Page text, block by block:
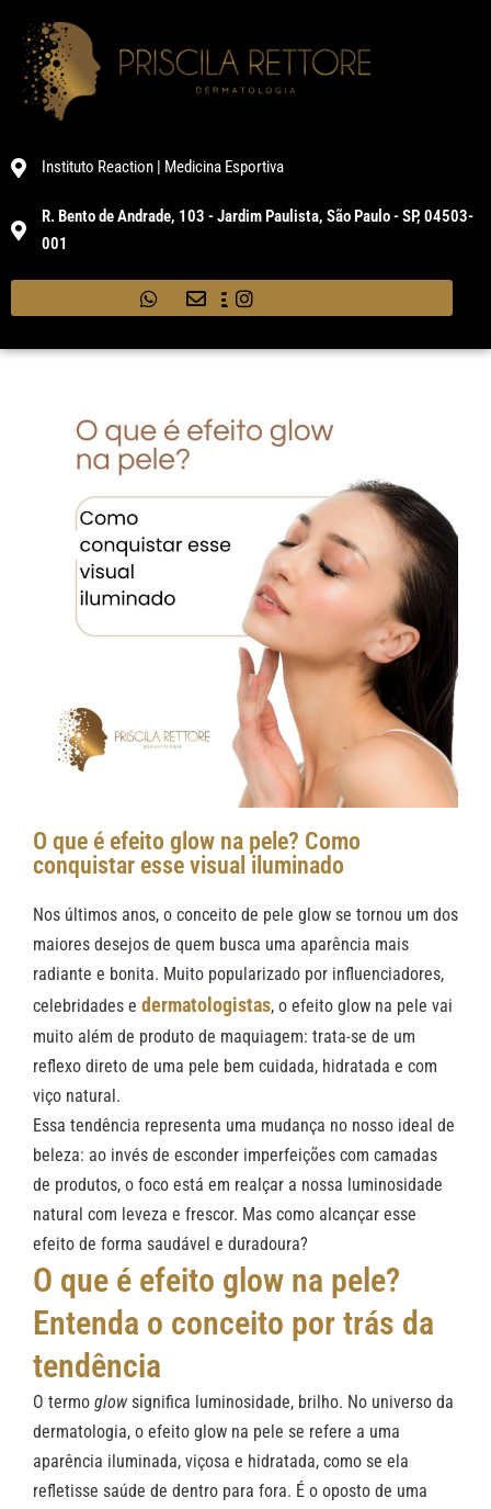
Instituto Reaction | Medicina Esportiva
R. Bento de Andrade, 103 - Jardim Paulista, São Paulo - SP, 04503-
001
O que é efeito glow na pele? Como
conquistar esse visual iluminado
Nos últimos anos, o conceito de pele glow se tornou um dos
maiores desejos de quem busca uma aparência mais
radiante e bonita. Muito popularizado por influenciadores,
celebridades e dermatologistas, o efeito glow na pele vai
muito além de produto de maquiagem: trata-se de um
reflexo direto de uma pele bem cuidada, hidratada e com
viço natural.
Essa tendência representa uma mudança no nosso ideal de
beleza: ao invés de esconder imperfeições com camadas
de produtos, o foco está em realçar a nossa luminosidade
natural com leveza e frescor. Mas como alcançar esse
efeito de forma saudável e duradoura?
O que é efeito glow na pele?
Entenda o conceito por trás da
tendência
O termo glowsignifica luminosidade, brilho. No universo da
dermatologia, o efeito glow na pele se refere a uma
aparência iluminada, viçosa e hidratada, como se ela
refletisse saúde de dentro para fora. É o oposto de uma